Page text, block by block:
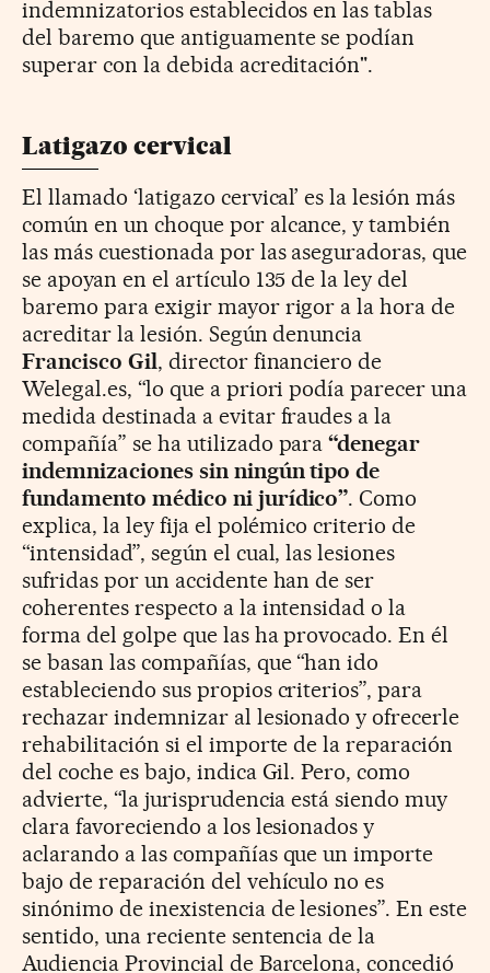
indemnizatorios establecidos en las tablas
del baremo que antiguamente se podían
superar con la debida acreditación".
Latigazo cervical
El llamado ‘latigazo cervical’ es la lesión más
común en un choque por alcance, y también
las más cuestionada por las aseguradoras, que
se apoyan en el artículo 135 de la ley del
baremo para exigir mayor rigor a la hora de
acreditar la lesión. Según denuncia
Francisco Gil, director financiero de
Welegal.es, “lo que a priori podía parecer una
medida destinada a evitar fraudes a la
compañía” se ha utilizado para “denegar
indemnizaciones sin ningún tipo de
fundamento médico ni jurídico”. Como
explica, la ley fija el polémico criterio de
“intensidad”, según el cual, las lesiones
sufridas por un accidente han de ser
coherentes respecto a la intensidad o la
forma del golpe que las ha provocado. En él
se basan las compañías, que “han ido
estableciendo sus propios criterios”, para
rechazar indemnizar al lesionado y ofrecerle
rehabilitación si el importe de la reparación
del coche es bajo, indica Gil. Pero, como
advierte, “la jurisprudencia está siendo muy
clara favoreciendo a los lesionados y
aclarando a las compañías que un importe
bajo de reparación del vehículo no es
sinónimo de inexistencia de lesiones”. En este
sentido, una reciente sentencia de la
Audiencia Provincial de Barcelona, concedió